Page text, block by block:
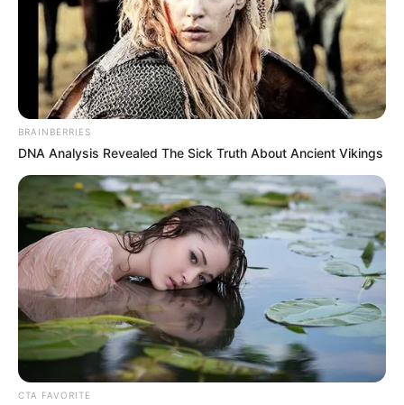
BRAINBERRIES
DNA Analysis Revealed The Sick Truth About Ancient Vikings
CTA FAVORITE